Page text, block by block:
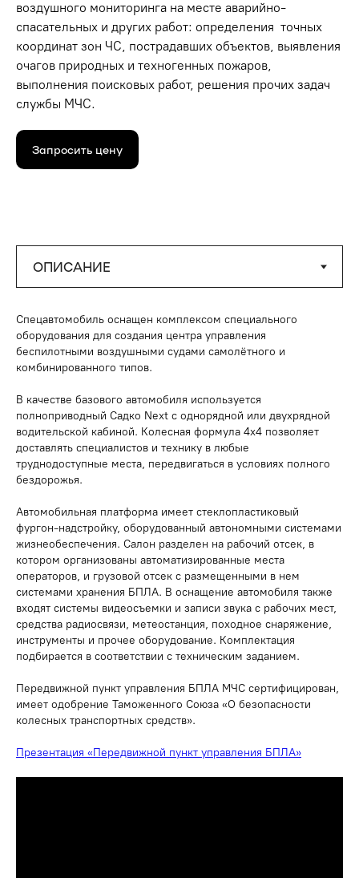
воздушного мониторинга на месте аварийно-
спасательных и других работ: определения точных
координат зон ЧС, пострадавших объектов, выявления
очагов природных и техногенных пожаров,
выполнения поисковых работ, решения прочих задач
службы МЧС.
Запросить цену
Спецавтомобиль оснащен комплексом специального
оборудования для создания центра управления
беспилотными воздушными судами самолётного и
комбинированного типов.
В качестве базового автомобиля используется
полноприводный Садко Next с однорядной или двухрядной
водительской кабиной. Колесная формула 4х4 позволяет
доставлять специалистов и технику в любые
труднодоступные места, передвигаться в условиях полного
бездорожья.
Автомобильная платформа имеет стеклопластиковый
фургон-надстройку, оборудованный автономными системами
жизнеобеспечения. Салон разделен на рабочий отсек, в
котором организованы автоматизированные места
операторов, и грузовой отсек с размещенными в нем
системами хранения БПЛА. В оснащение автомобиля также
входят системы видеосъемки и записи звука с рабочих мест,
средства радиосвязи, метеостанция, походное снаряжение,
инструменты и прочее оборудование. Комплектация
подбирается в соответствии с техническим заданием.
Передвижной пункт управления БПЛА МЧС сертифицирован,
имеет одобрение Таможенного Союза «О безопасности
колесных транспортных средств».
Презентация «Передвижной пункт управления БПЛА»